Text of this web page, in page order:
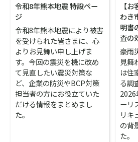
令和8年熊本地震 特設ペー
ジ
令和8年熊本地震により被害
を受けられた皆さまに、心
よりお見舞い申し上げま
す。今回の震災を機に改め
て見直したい震災対策な
ど、企業の防災やBCP対策
担当者の方にお役立ていた
だける情報をまとめまし
た。
【
わき
明書
査の
豪雨
見舞
は住
る調
2026
ーリ
リキ
の背
た。